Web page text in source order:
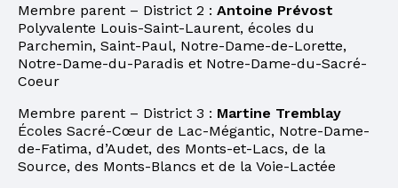
Membre parent – District 2 : Antoine Prévost
Polyvalente Louis-Saint-Laurent, écoles du
Parchemin, Saint-Paul, Notre-Dame-de-Lorette,
Notre-Dame-du-Paradis et Notre-Dame-du-Sacré-
Coeur
Membre parent – District 3 : Martine Tremblay
Écoles Sacré-Cœur de Lac-Mégantic, Notre-Dame-
de-Fatima, d’Audet, des Monts-et-Lacs, de la
Source, des Monts-Blancs et de la Voie-Lactée